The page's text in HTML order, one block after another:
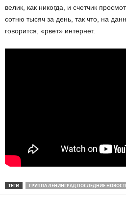
велик, как никогда, и счетчик
сотню тысяч за день, так что, на
говорится, «рвет» интернет.
ТЕГИ ГРУППА ЛЕНИНГРАД ПОСЛЕДНИЕ